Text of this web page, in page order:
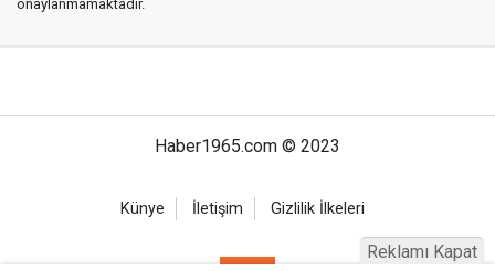
onaylanmamaktadır.
Haber1965.com © 2023
Künye İletişim Gizlilik İlkeleri
Reklamı Kapat